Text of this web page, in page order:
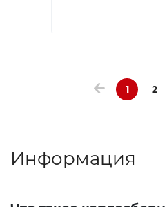
1 2
Информация